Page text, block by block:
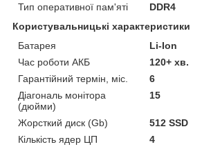
Тип оперативної пам'яті
DDR4
Користувальницькі характеристики
Батарея
Li-Ion
Час роботи АКБ
120+ хв.
Гарантійний термін, міс.
6
Діагональ монітора
(дюйми)
15
Жорсткий диск (Gb)
512 SSD
Кількість ядер ЦП
4